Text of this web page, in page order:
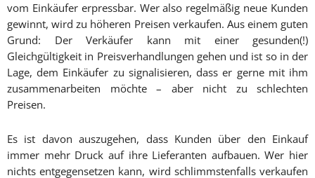
vom Einkäufer erpressbar. Wer also regelmäßig neue Kunden
gewinnt, wird zu höheren Preisen verkaufen. Aus einem guten
Grund: Der Verkäufer kann mit einer gesunden(!)
Gleichgültigkeit in Preisverhandlungen gehen und ist so in der
Lage, dem Einkäufer zu signalisieren, dass er gerne mit ihm
zusammenarbeiten möchte – aber nicht zu schlechten
Preisen.
Es ist davon auszugehen, dass Kunden über den Einkauf
immer mehr Druck auf ihre Lieferanten aufbauen. Wer hier
nichts entgegensetzen kann, wird schlimmstenfalls verkaufen